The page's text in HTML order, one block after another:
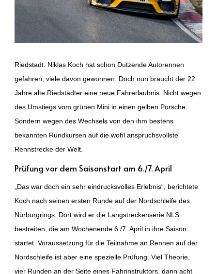
Riedstadt. Niklas Koch hat schon Dutzende Autorennen
gefahren, viele davon gewonnen. Doch nun braucht der 22
Jahre alte Riedstädter eine neue Fahrerlaubnis. Nicht wegen
des Umstiegs vom grünen Mini in einen gelben Porsche.
Sondern wegen des Wechsels von den ihm bestens
bekannten Rundkursen auf die wohl anspruchsvollste
Rennstrecke der Welt.
Prüfung vor dem Saisonstart am 6./7. April
„Das war doch ein sehr eindrucksvolles Erlebnis“, berichtete
Koch nach seinen ersten Runde auf der Nordschleife des
Nürburgrings. Dort wird er die Langstreckenserie NLS
bestreiten, die am Wochenende 6./7. April in ihre Saison
startet. Voraussetzung für die Teilnahme an Rennen auf der
Nordschleife ist aber eine spezielle Prüfung. Viel Theorie,
vier Runden an der Seite eines Fahrinstruktors, dann acht